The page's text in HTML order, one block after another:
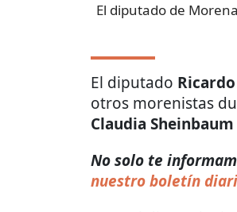
El diputado de
El diputado
otros morenistas
Claudia Sheinbaum
No solo te
nuestro boletín